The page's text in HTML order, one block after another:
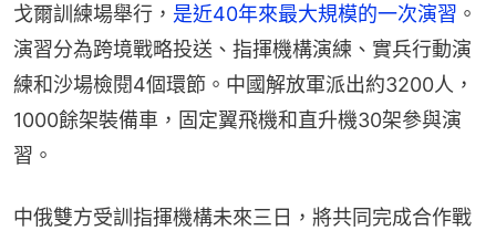
戈爾訓練場舉行， 是近40年來最大規模的一次演習 。
演習分為跨境戰略投送、指揮機構演練、實兵行動演
練和沙場檢閱4個環節。中國解放軍派出約3200人，
1000餘架裝備車，固定翼飛機和直升機30架參與演
習。
中俄雙方受訓指揮機構未來三日，將共同完成合作戰